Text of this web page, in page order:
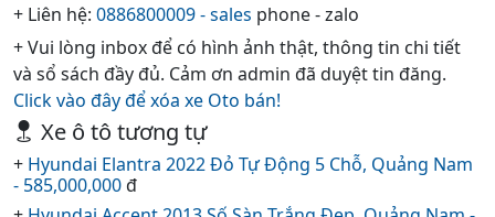
+ Liên hệ: 0886800009 - sales phone - zalo
+ Vui lòng inbox để có hình ảnh thật, thông tin chi tiết
và sổ sách đầy đủ. Cảm ơn admin đã duyệt tin đăng.
Click vào đây để xóa xe Oto bán!
Xe ô tô tương tự
+ Hyundai Elantra 2022 Đỏ Tự Động 5 Chỗ, Quảng Nam
- 585,000,000đ